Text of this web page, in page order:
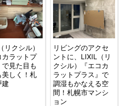
リクシル）
カラットプ
で見た目も
美しく！札
建
リビングのアクセ
ントに、LIXIL（リ
クシル）『エコカ
ラットプラス』で
調湿もかなえる空
間！札幌市マンシ
ョン